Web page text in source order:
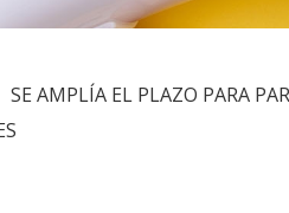
SE AMPLÍA EL PLAZO PARA